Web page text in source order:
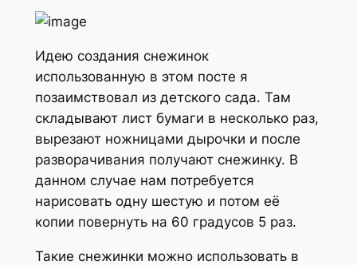
Идею создания снежинок
использованную в этом посте я
позаимствовал из детского сада. Там
складывают лист бумаги в несколько раз,
вырезают ножницами дырочки и после
разворачивания получают снежинку. В
данном случае нам потребуется
нарисовать одну шестую и потом её
копии повернуть на 60 градусов 5 раз.
Такие снежинки можно использовать в